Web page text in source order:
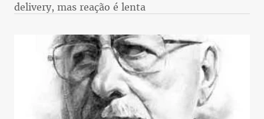
delivery, mas reação é lenta